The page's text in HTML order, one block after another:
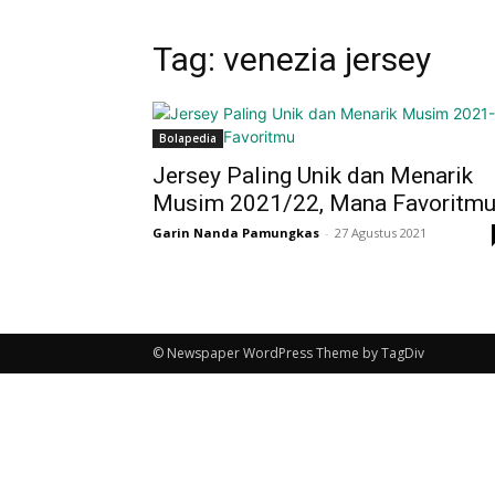
Tag: venezia jersey
Bolapedia
Jersey Paling Unik dan Menarik
Musim 2021/22, Mana
Garin Nanda Pamungkas - 27 Agustus 2021
© Newspaper WordPress Theme by TagDiv